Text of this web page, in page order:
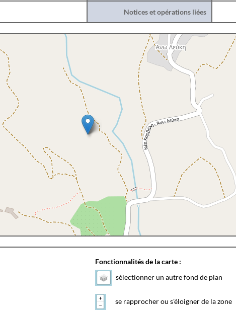
Notices et opérations liées
Fonctionnalités de la carte :
sélectionner un autre fond de plan
se rapprocher ou s'éloigner de la zone